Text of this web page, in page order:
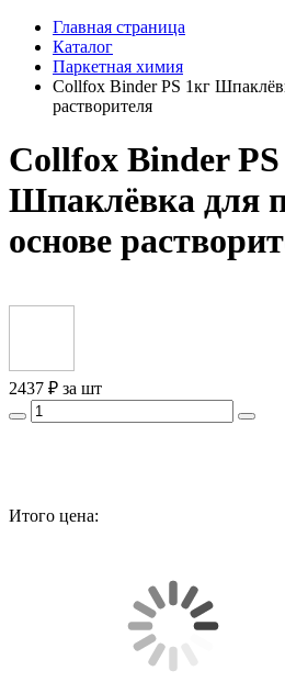
Главная страница
Каталог
Паркетная химия
Collfox Binder PS 1кг
растворителя
Collfox Binder PS
Шпаклёвка для
основе
2437 ₽ за шт
Итого цена: